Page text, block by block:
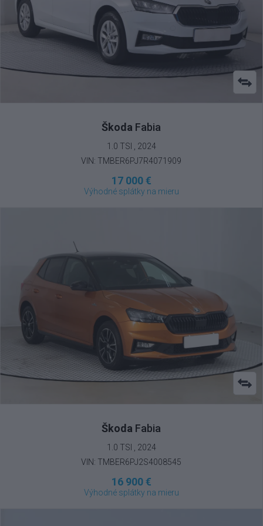
Škoda Fabia
1.0 TSI , 2024
VIN: TMBER6PJ7R4071909
17 000 €
Výhodné splátky na mieru
Škoda Fabia
1.0 TSI , 2024
VIN: TMBER6PJ2S4008545
16 900 €
Výhodné splátky na mieru